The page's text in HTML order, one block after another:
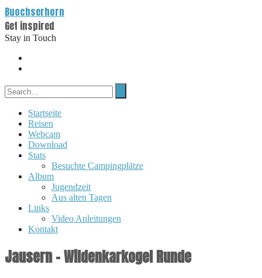
Buochserhorn
Get inspired
Stay in Touch
Startseite
Reisen
Webcam
Download
Stats
Besuchte Campingplätze
Album
Jugendzeit
Aus alten Tagen
Links
Video Anleitungen
Kontakt
Jausern – Wildenkarkogel Runde